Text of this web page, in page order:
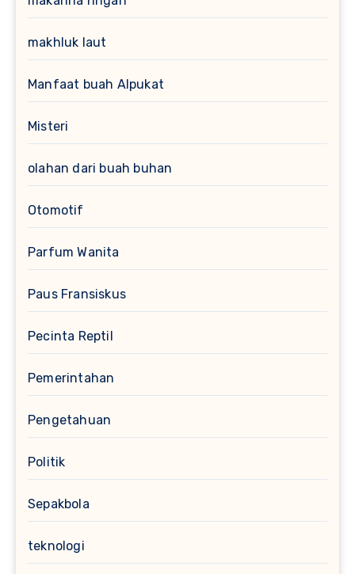
makhluk laut
Manfaat buah Alpukat
Misteri
olahan dari buah buhan
Otomotif
Parfum Wanita
Paus Fransiskus
Pecinta Reptil
Pemerintahan
Pengetahuan
Politik
Sepakbola
teknologi